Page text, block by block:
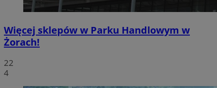
Więcej sklepów w Parku Handlowym w
Żorach!
22
4